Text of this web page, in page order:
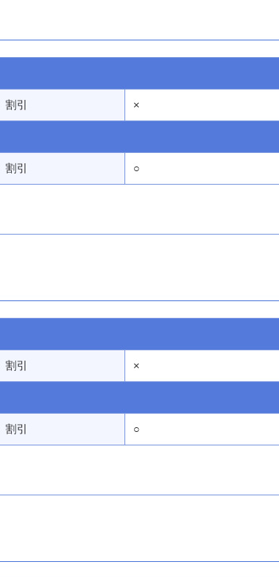
割引 ×
割引 ○
割引 ×
割引 ○